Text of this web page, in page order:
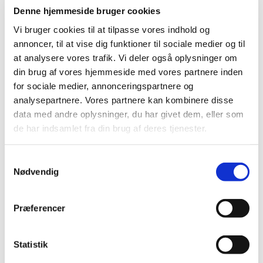
Denne hjemmeside bruger cookies
Vi bruger cookies til at tilpasse vores indhold og
annoncer, til at vise dig funktioner til sociale medier og til
at analysere vores trafik. Vi deler også oplysninger om
din brug af vores hjemmeside med vores partnere inden
for sociale medier, annonceringspartnere og
analysepartnere. Vores partnere kan kombinere disse
data med andre oplysninger, du har givet dem, eller som
de har indsamlet fra din brug af deres tjenester.
Nødvendig
Præferencer
Statistik
speciale i digital annoncering, kommunikation og
fastholdelsesstrategi. Samtidig kender han sejler-
og klublivet indgående som både bruger, ansat
og udvalgsmedlem, hvor hans
iværksættermentalitet også har sat sine spor.
Han har blandt andet etableret de internationale
optimisttræningslejrer i Spanien, startet gaste-
og storbådsprojekter og senest været en del af
K.A.S.’ reformering af, hvordan en kapsejladsskole
for voksne kan udformes.
Chris Nørgaards indgående sejl- og klubkendskab
kompetencer gør ham til den helt rigtige